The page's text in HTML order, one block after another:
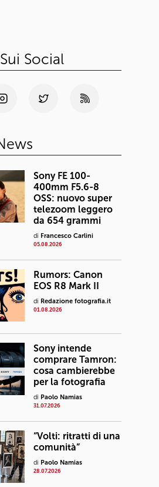
Sui Social
Sony FE 100-
400mm F5.6-8
OSS: nuovo super
telezoom leggero
da 654 grammi
di Francesco Carlini
05.08.2026
Rumors: Canon
EOS R8 Mark II
di Redazione fotografia.it
01.08.2026
Sony intende
comprare Tamron:
cosa cambierebbe
per la fotografia
di Paolo Namias
31.07.2026
“Volti: ritratti di una
comunità”
di Paolo Namias
28.07.2026